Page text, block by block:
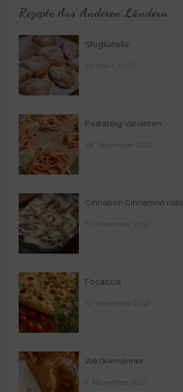
Rezepte Aus Anderen Ländern
Sfogliatelle
23. März 2022
Pastateig Varianten
28. November 2021
Cinnabon Cinnamon rolls
19. November 2021
Focaccia
12. November 2021
Weckemänner
5. November 2021